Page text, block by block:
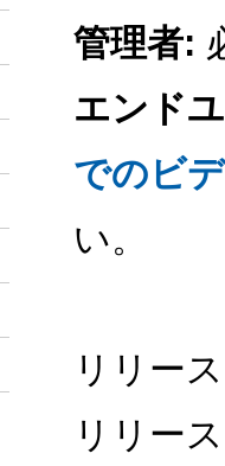
管理者:
エンド
でのビ
い。
リリー
リリー